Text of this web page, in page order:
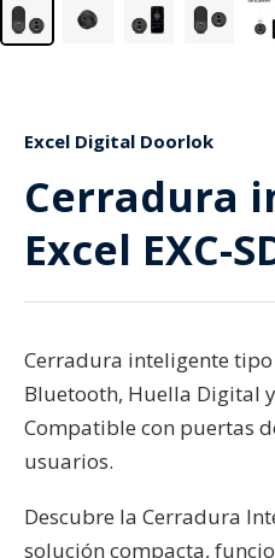
Excel Digital Doorlok
Cerradura
Excel EXC-
Cerradura inteligente tipo
Bluetooth, Huella Digital
Compatible con puertas
usuarios.
Descubre la Cerradura
solución compacta,